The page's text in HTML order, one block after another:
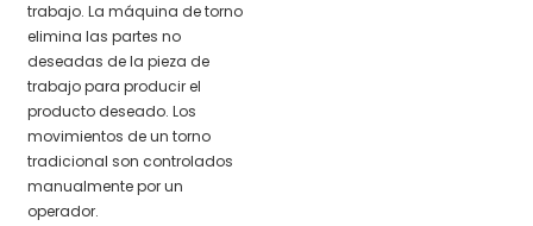
trabajo. La máquina de torno
elimina las partes no
deseadas de la pieza de
trabajo para producir el
producto deseado. Los
movimientos de un torno
tradicional son controlados
manualmente por un
operador.